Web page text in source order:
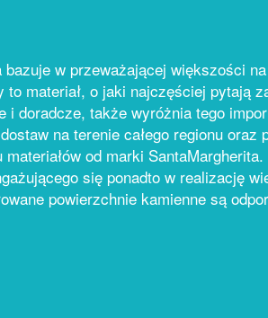
w przeważającej większości
materiał, o jaki najczęściej pytają
i doradcze, także wyróżnia tego
na terenie całego regionu oraz
od marki
się ponadto w realizację
powierzchnie kamienne są